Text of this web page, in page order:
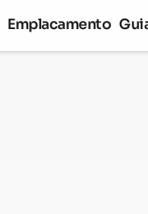
Emplacamento